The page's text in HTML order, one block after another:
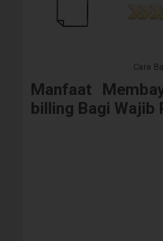
Cara
Manfaat
billing Bagi Wajib